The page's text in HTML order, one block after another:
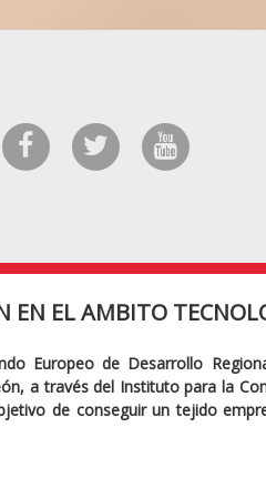
EN EL AMBITO
Europeo de Desarrollo
a través del Instituto para la
de conseguir un tejido